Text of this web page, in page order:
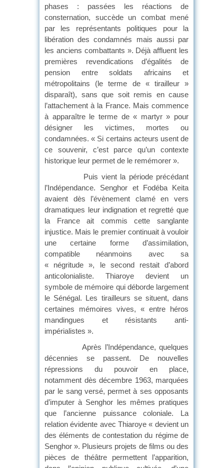
phases : passées les réactions de
consternation, succède un combat mené
par les représentants politiques pour la
libération des condamnés mais aussi par
les anciens combattants ». Déjà affluent les
premières revendications d’égalités de
pension entre soldats africains et
métropolitains (le terme de « tirailleur »
disparaît), sans que soit remis en cause
l’attachement à la France. Mais commence
à apparaître le terme de « martyr » pour
désigner les victimes, mortes ou
condamnées. « Si certains acteurs usent de
ce souvenir, c’est parce qu’un contexte
historique leur permet de le remémorer ».
Puis vient la période précédant
l’Indépendance. Senghor et Fodéba Keita
avaient dès l’évènement clamé en vers
dramatiques leur indignation et regretté que
la France ait commis cette sanglante
injustice. Mais le premier continuait à vouloir
une certaine forme d’assimilation,
compatible néanmoins avec sa
« négritude », le second restait d’abord
anticolonialiste. Thiaroye devient un
symbole de mémoire qui déborde largement
le Sénégal. Les tirailleurs se situent, dans
certaines mémoires vives, « entre héros
mandingues et résistants anti-
impérialistes ».
Après l’Indépendance, quelques
décennies se passent. De nouvelles
répressions du pouvoir en place,
notamment dès décembre 1963, marquées
par le sang versé, permet à ses opposants
d’imputer à Senghor les mêmes pratiques
que l’ancienne puissance coloniale. La
relation évidente avec Thiaroye « devient un
des éléments de contestation du régime de
Senghor ». Plusieurs projets de films ou des
pièces de théâtre permettent l’apparition,